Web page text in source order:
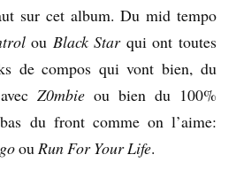
sur cet album. Du mid tempo
ou Black Starqui ont toutes
de compos qui vont bien, du
Z0mbie ou bien du 100%
du front comme on l’aime:
ouRun For Your Life.